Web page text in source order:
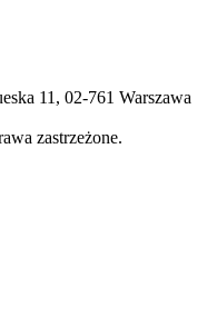
11, 02-761 Warszawa
zastrzeżone.